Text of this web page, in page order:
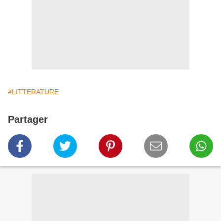
#LITTERATURE
Partager